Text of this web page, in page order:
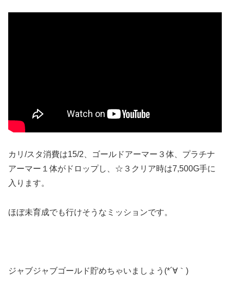
カリ/スタ消費は15/2、ゴールドアーマー３体、プラチナ
アーマー１体がドロップし、☆３クリア時は7,500G手に
入ります。
ほぼ未育成でも行けそうなミッションです。
ジャブジャブゴールド貯めちゃいましょう(*´∀｀)